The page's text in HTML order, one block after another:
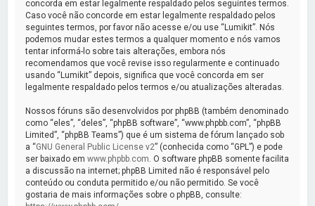
concorda em estar legalmente respaldado pelos seguintes termos.
Caso você não concorde em estar legalmente respaldado pelos
seguintes termos, por favor não acesse e/ou use “Lumikit”. Nós
podemos mudar estes termos a qualquer momento e nós vamos
tentar informá-lo sobre tais alterações, embora nós
recomendamos que você revise isso regularmente e continuado
usando “Lumikit” depois, significa que você concorda em ser
legalmente respaldado pelos termos e/ou atualizações alteradas.
Nossos fóruns são desenvolvidos por phpBB (também denominado
como “eles”, “deles”, “phpBB software”, “www.phpbb.com”, “phpBB
Limited”, “phpBB Teams”) que é um sistema de fórum lançado sob
a “GNU General Public License v2” (conhecida como “GPL”) e pode
ser baixado emwww.phpbb.com . O software phpBB somente facilita
a discussão na internet; phpBB Limited não é responsável pelo
conteúdo ou conduta permitido e/ou não permitido. Se você
gostaria de mais informações sobre o phpBB, consulte: